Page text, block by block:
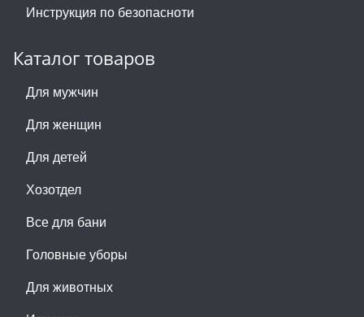
Инструкция по безопасноти
Каталог товаров
Для мужчин
Для женщин
Для детей
Хозотдел
Все для бани
Головные уборы
Для животных